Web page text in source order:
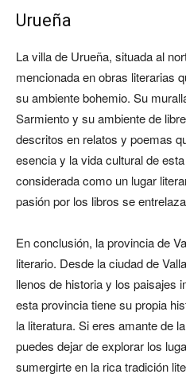
Urueña
La villa de Urueña, situada al
mencionada en obras literarias
su ambiente bohemio. Su
Sarmiento y su ambiente de
descritos en relatos y poemas
esencia y la vida cultural de
considerada como un lugar
pasión por los libros se
En conclusión, la provincia de
literario. Desde la ciudad de
llenos de historia y los paisajes
esta provincia tiene su propia
la literatura. Si eres amante de
puedes dejar de explorar los
sumergirte en la rica tradición